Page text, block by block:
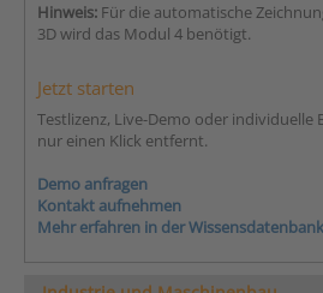
Hinweis: Für die automatische
3D wird das Modul 4 benötigt.
Jetzt starten
Testlizenz, Live-Demo oder individuelle
nur einen Klick entfernt.
Demo anfragen
Kontakt aufnehmen
Mehr erfahren in der Wissensdatenbank